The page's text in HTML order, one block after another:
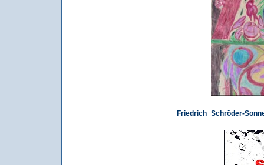
Friedrich Schröder-